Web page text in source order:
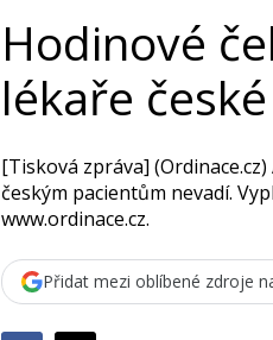
Hodinové
lékaře
[Tisková zpráva]
českým pacientům nevadí.
www.ordinace.cz.
Přidat mezi oblíbené zdroje